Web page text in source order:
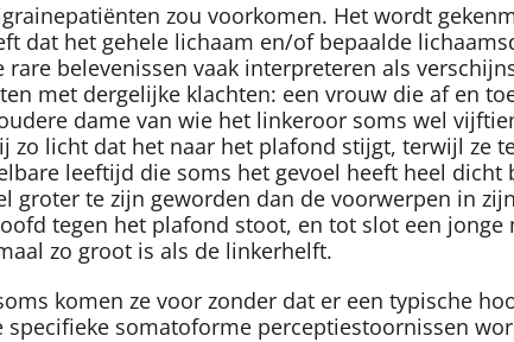
zou voorkomen. Het wordt
dat het gehele lichaam en/of bepaalde
belevenissen vaak interpreteren als
met dergelijke klachten: een vrouw die af en
dame van wie het linkeroor soms wel
licht dat het naar het plafond stijgt, terwijl ze
leeftijd die soms het gevoel heeft heel dicht
groter te zijn geworden dan de voorwerpen in
tegen het plafond stoot, en tot slot een jonge
zo groot is als de linkerhelft.
komen ze voor zonder dat er een typische
somatoforme perceptiestoornissen